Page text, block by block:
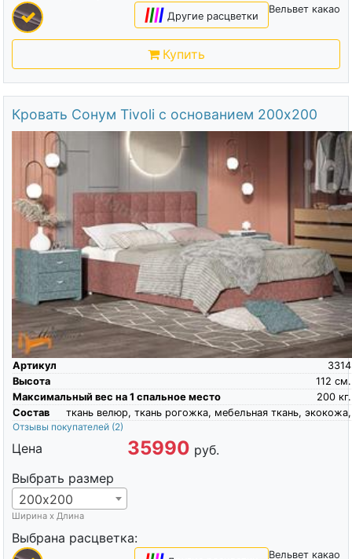
Вельвет какао
|||| Другие расцветки
Купить
Кровать Сонум Tivoli с основанием 200х200
Артикул
3314
Высота
см.
112
Максимальный вес на 1 спальное место
кг.
200
Состав
ткань велюр, ткань рогожка, мебельная ткань, экокожа,
Отзывы покупателей (2)
Цена 35990 руб.
Выбрать размер
200х200
Ширина х Длина
Выбрана расцветка:
Вельвет какао